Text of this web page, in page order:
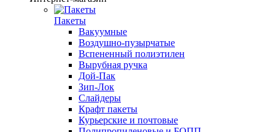
Пакеты
Вакуумные
Воздушно-пузырчатые
Вспененный полиэтилен
Вырубная ручка
Дой-Пак
Зип-Лок
Слайдеры
Крафт пакеты
Курьерские и почтовые